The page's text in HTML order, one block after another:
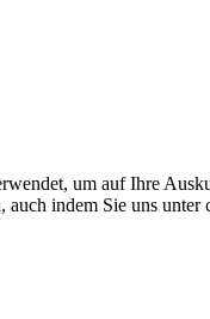
um auf Ihre
indem Sie uns